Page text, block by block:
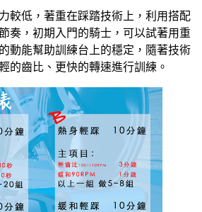
較低，著重在踩踏技術上，利用搭配
奏，初期入門的騎士，可以試著用重
動能幫助訓練台上的穩定，隨著技術
的齒比、更快的轉速進行訓練。